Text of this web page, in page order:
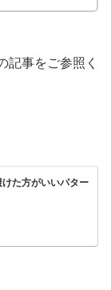
記事をご参照く
た方がいいパター